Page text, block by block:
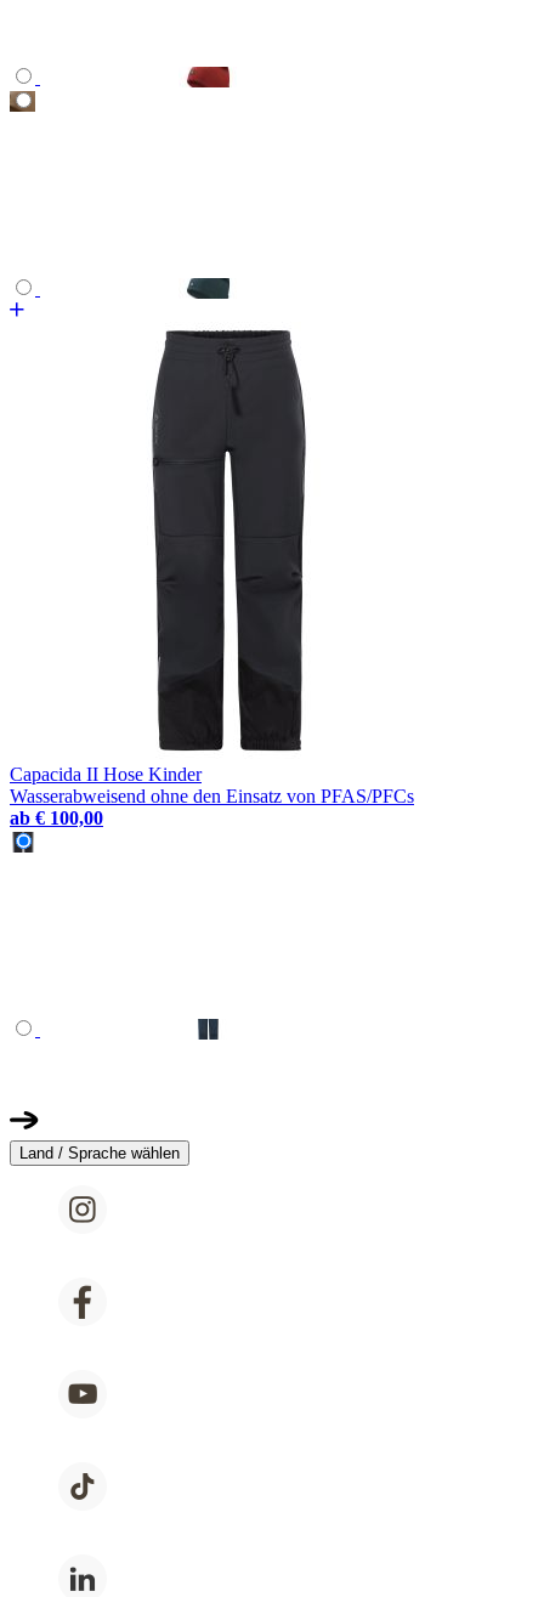
Capacida II Hose Kinder
Wasserabweisend ohne den Einsatz von PFAS/PFCs
ab € 100,00
Land / Sprache wählen